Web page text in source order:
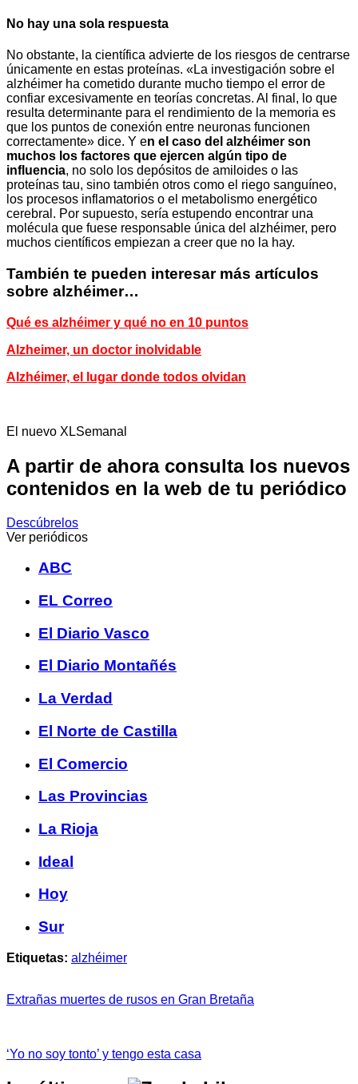
No hay una sola respuesta
No obstante, la científica advierte de los riesgos de centrarse
únicamente en estas proteínas. «La investigación sobre el
alzhéimer ha cometido durante mucho tiempo el error de
confiar excesivamente en teorías concretas. Al final, lo que
resulta determinante para el rendimiento de la memoria es
que los puntos de conexión entre neuronas funcionen
correctamente» dice. Y en el caso del alzhéimer son
muchos los factores que ejercen algún tipo de
influencia, no solo los depósitos de amiloides o las
proteínas tau, sino también otros como el riego sanguíneo,
los procesos inflamatorios o el metabolismo energético
cerebral. Por supuesto, sería estupendo encontrar una
molécula que fuese responsable única del alzhéimer, pero
muchos científicos empiezan a creer que no la hay.
También te pueden interesar más artículos
sobre alzhéimer…
Qué es alzhéimer y qué no en 10 puntos
Alzheimer, un doctor inolvidable
Alzhéimer, el lugar donde todos olvidan
El nuevo XLSemanal
A partir de ahora consulta los nuevos
contenidos en la web de tu periódico
Descúbrelos
Ver periódicos
ABC
EL Correo
El Diario Vasco
El Diario Montañés
La Verdad
El Norte de Castilla
El Comercio
Las Provincias
La Rioja
Ideal
Hoy
Sur
Etiquetas: alzhéimer
Extrañas muertes de rusos en Gran Bretaña
‘Yo no soy tonto’ y tengo esta casa